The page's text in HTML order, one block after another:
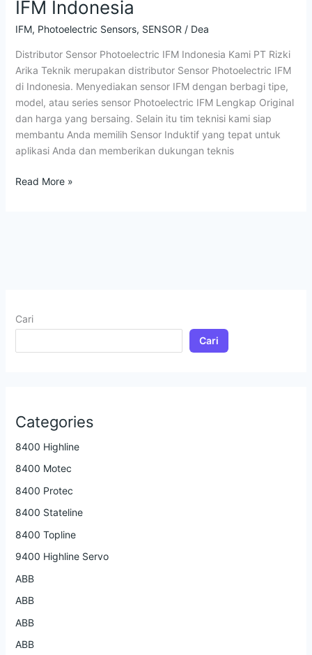
IFM Indonesia
IFM, Photoelectric Sensors, SENSOR / Dea
Distributor Sensor Photoelectric IFM Indonesia Kami PT Rizki
Arika Teknik merupakan distributor Sensor Photoelectric IFM
di Indonesia. Menyediakan sensor IFM dengan berbagi tipe,
model, atau series sensor Photoelectric IFM Lengkap Original
dan harga yang bersaing. Selain itu tim teknisi kami siap
membantu Anda memilih Sensor Induktif yang tepat untuk
aplikasi Anda dan memberikan dukungan teknis
Photoelectric
IFM
Read More »
Cari
Cari
Categories
8400 Highline
8400 Motec
8400 Protec
8400 Stateline
8400 Topline
9400 Highline Servo
ABB
ABB
ABB
ABB